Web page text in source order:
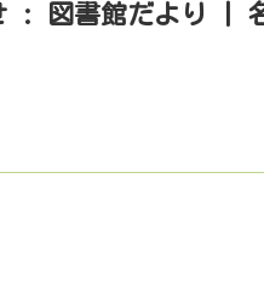
: 図書館だより |